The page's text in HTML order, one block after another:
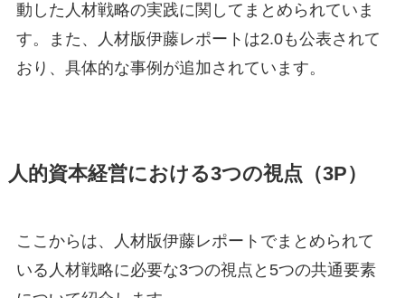
動した人材戦略の実践に関してまとめられていま
す。また、人材版伊藤レポートは2.0も公表されて
おり、具体的な事例が追加されています。
人的資本経営における3つの視点（3P）
ここからは、人材版伊藤レポートでまとめられて
いる人材戦略に必要な3つの視点と5つの共通要素